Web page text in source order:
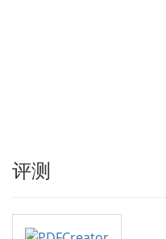
评测